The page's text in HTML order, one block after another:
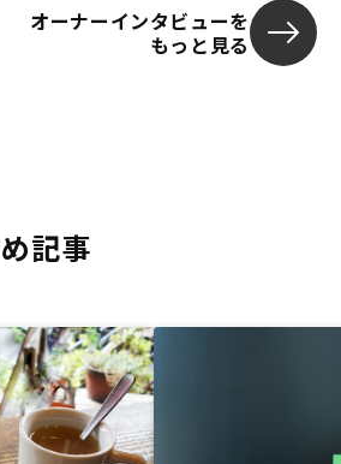
オーナーインタビューを
もっと見る
記事